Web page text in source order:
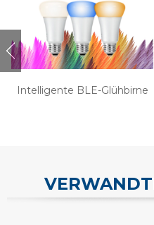
Intelligente BLE-Glühbirne